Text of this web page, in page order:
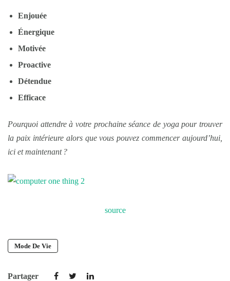
Enjouée
Énergique
Motivée
Proactive
Détendue
Efficace
Pourquoi attendre à votre prochaine séance de yoga pour trouver
la paix intérieure alors que vous pouvez commencer aujourd’hui,
ici et maintenant ?
source
Mode De Vie
Partager